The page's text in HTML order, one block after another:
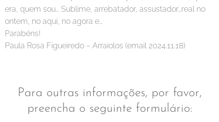
era, quem sou… Sublime, arrebatador, assustador…real no
ontem, no aqui, no agora e…
Parabéns!
Paula Rosa Figueiredo – Arraiolos (email 2024.11.18)
Para outras informações, por favor,
preencha o seguinte formulário: